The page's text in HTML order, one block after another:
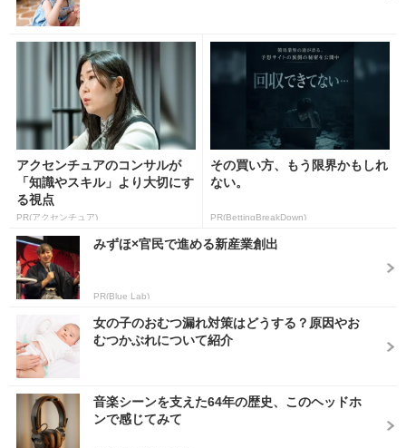
アクセンチュアのコンサルが
「知識やスキル」より大切にす
る視点
PR(アクセンチュア)
その買い方、もう限界かもしれ
ない。
PR(BettingBreakDown)
みずほ×官民で進める新産業創出
PR(Blue Lab)
女の子のおむつ漏れ対策はどうする？原因やお
むつかぶれについて紹介
音楽シーンを支えた64年の歴史、このヘッドホ
ンで感じてみて